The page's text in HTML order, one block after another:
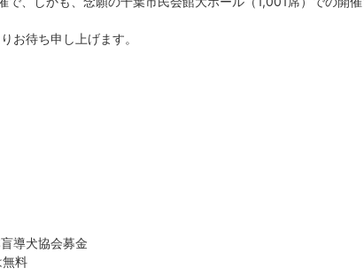
お待ち申し上げます。
導犬協会募金
料